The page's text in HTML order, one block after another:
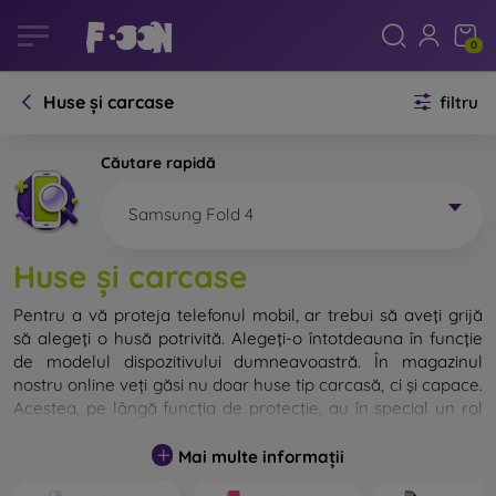
0
Huse și carcase filtru
Căutare rapidă
Samsung Fold 4
Huse și carcase
Pentru a vă proteja telefonul mobil, ar trebui să aveți grijă
să alegeți o husă potrivită. Alegeți-o întotdeauna în funcție
de modelul dispozitivului dumneavoastră. În magazinul
nostru online veți găsi nu doar huse tip carcasă, ci și capace.
Acestea, pe lângă funcția de protecție, au în special un rol
Capacul pentru telefon poate fi numit și capac posterior.
Mai multe informații